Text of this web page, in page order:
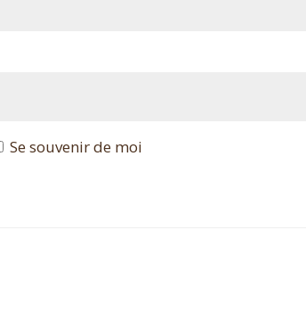
Se souvenir de moi